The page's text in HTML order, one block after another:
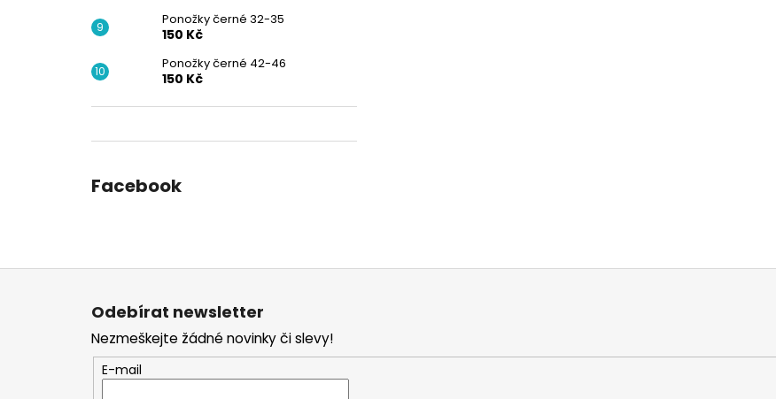
Ponožky černé 32-35
150 Kč
Ponožky černé 42-46
150 Kč
Facebook
Z
Odebírat newsletter
Nezmeškejte žádné novinky či slevy!
E-mail